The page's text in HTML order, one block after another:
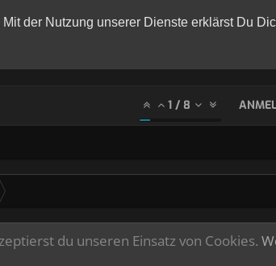
der Nutzung unserer Dienste erklärst Du
1 / 8
du unseren Einsatz von Cookies.